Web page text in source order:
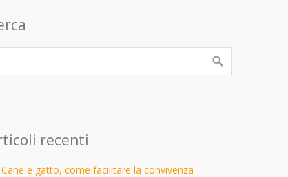
recenti
Cane e gatto, come facilitare la convivenza